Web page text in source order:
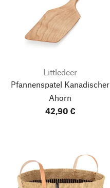
Littledeer
Pfannenspatel Kanadischer
Ahorn
42,90 €